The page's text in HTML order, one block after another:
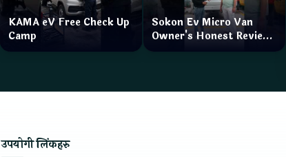
KAMA eV Free Check Up
Camp
Sokon Ev Micro Van
Owner's Honest Review
How is the service?
उपयोगी लिंकहरु